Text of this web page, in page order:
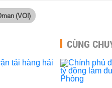
(VOI)
CÙNG